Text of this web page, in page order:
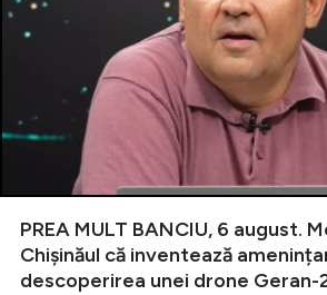
PREA MULT BANCIU, 6 august.
Chișinăul că inventează
descoperirea unei drone Geran-